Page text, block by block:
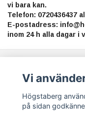
vi bara kan.
Telefon: 0720436437
E-postadress:
inom 24 h alla dagar i
Vi
Högstaberg
på sidan